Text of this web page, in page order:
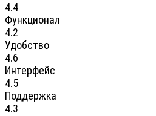
4.4
Функционал
4.2
Удобство
4.6
Интерфейс
4.5
Поддержка
4.3